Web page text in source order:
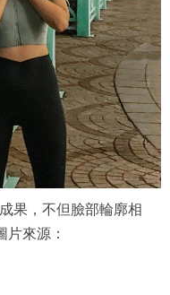
果，不但臉部輪廓相
來源：